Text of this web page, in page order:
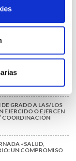
MEJORA LAS
DEL SERVICIO DE
GRADO A LAS/LOS
O EJERCEN
COORDINACIÓN
«SALUD,
UN COMPROMISO